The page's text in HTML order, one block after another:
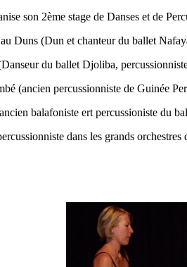
son 2ème stage de Danses et de
au Duns (Dun et chanteur du ballet
du ballet Djoliba,
(ancien percussionniste de Guinée
balafoniste ert percussioniste du
dans les grands